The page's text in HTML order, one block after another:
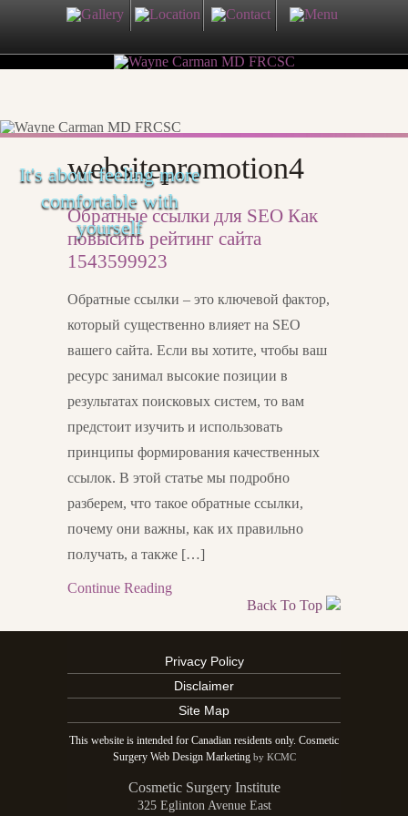
It's about feeling more
comfortable with
yourself
websitepromotion4
Обратные ссылки для SEO Как
повысить рейтинг сайта
1543599923
Обратные ссылки – это ключевой фактор,
который существенно влияет на SEO
вашего сайта. Если вы хотите, чтобы ваш
ресурс занимал высокие позиции в
результатах поисковых систем, то вам
предстоит изучить и использовать
принципы формирования качественных
ссылок. В этой статье мы подробно
разберем, что такое обратные ссылки,
почему они важны, как их правильно
получать, а также […]
Continue Reading
Back To Top
Privacy Policy
Disclaimer
Site Map
This website is intended for Canadian residents only. Cosmetic
Surgery Web Design Marketing by KCMC
Cosmetic Surgery Institute
325 Eglinton Avenue East